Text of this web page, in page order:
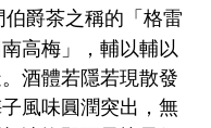
爵茶之稱的「格雷
高梅」，輔以輔以
酒體若隱若現散發
風味圓潤突出，無